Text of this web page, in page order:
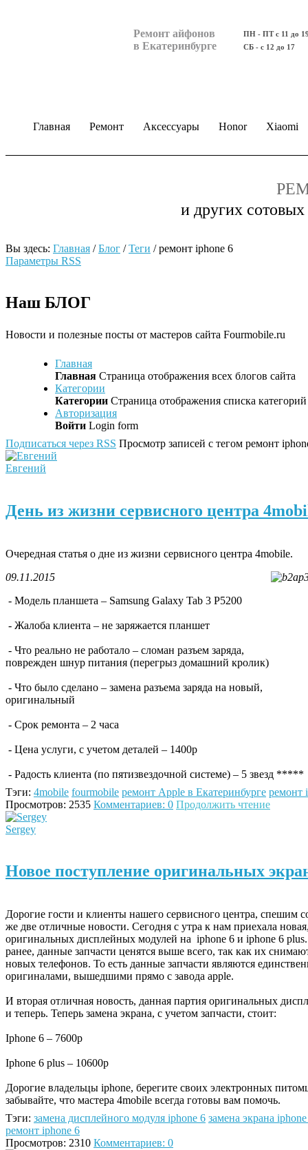
Ремонт айфонов
в Екатеринбурге
ПН - ПТ с 11 до
СБ - с 12 до 17
Главная Ремонт Аксессуары Honor Xiaomi
и других
Вы здесь: Главная /Блог /Теги /ремонт iphone 6
Параметры RSS
Наш БЛОГ
Новости и полезные посты от мастеров сайта Fourmobile.ru
Главная
Главная Страница отображения всех блогов сайта
Категории
Категории Страница отображения списка
Авторизация
Войти Login form
Подписаться через RSS Просмотр записей с тегом ремонт
Евгений
День из жизни сервисного центра
Очередная статья о дне из жизни сервисного центра 4mobile.
09.11.2015
- Модель планшета – Samsung Galaxy Tab 3 P5200
- Жалоба клиента – не заряжается планшет
- Что реально не работало – сломан разъем заряда,
поврежден шнур питания (перегрыз домашний кролик)
- Что было сделано – замена разъема заряда на новый,
оригинальный
- Срок ремонта – 2 часа
- Цена услуги, с учетом деталей – 1400р
- Радость клиента (по пятизвездочной системе) – 5 звезд *****
Тэги: 4mobile fourmobile ремонт Apple в Екатеринбурге ремонт
Просмотров: 2535 Комментариев: 0 Продолжить чтение
Sergey
Новое поступление оригинальных
Дорогие гости и клиенты нашего сервисного центра, спешим
же две отличные новости. Сегодня с утра к нам приехала
оригинальных дисплейных модулей на iphone 6 и iphone 6
ранее, данные запчасти ценятся выше всего, так как их
новых телефонов. То есть данные запчасти являются
оригиналами, вышедшими прямо с завода apple.
И вторая отличная новость, данная партия оригинальных
и теперь. Теперь замена экрана, с учетом запчасти, стоит:
Iphone 6 – 7600р
Iphone 6 plus – 10600p
Дорогие владельцы iphone, берегите своих электронных
забывайте, что мастера 4mobile всегда готовы вам помочь.
Тэги: замена дисплейного модуля iphone 6 замена экрана
ремонт iphone 6
Просмотров: 2310 Комментариев: 0